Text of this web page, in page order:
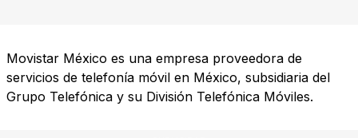
Movistar México es una empresa proveedora de
servicios de telefonía móvil en México, subsidiaria del
Grupo Telefónica y su División Telefónica Móviles.